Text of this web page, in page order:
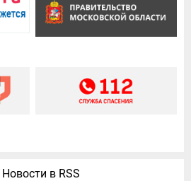
Новости в RSS